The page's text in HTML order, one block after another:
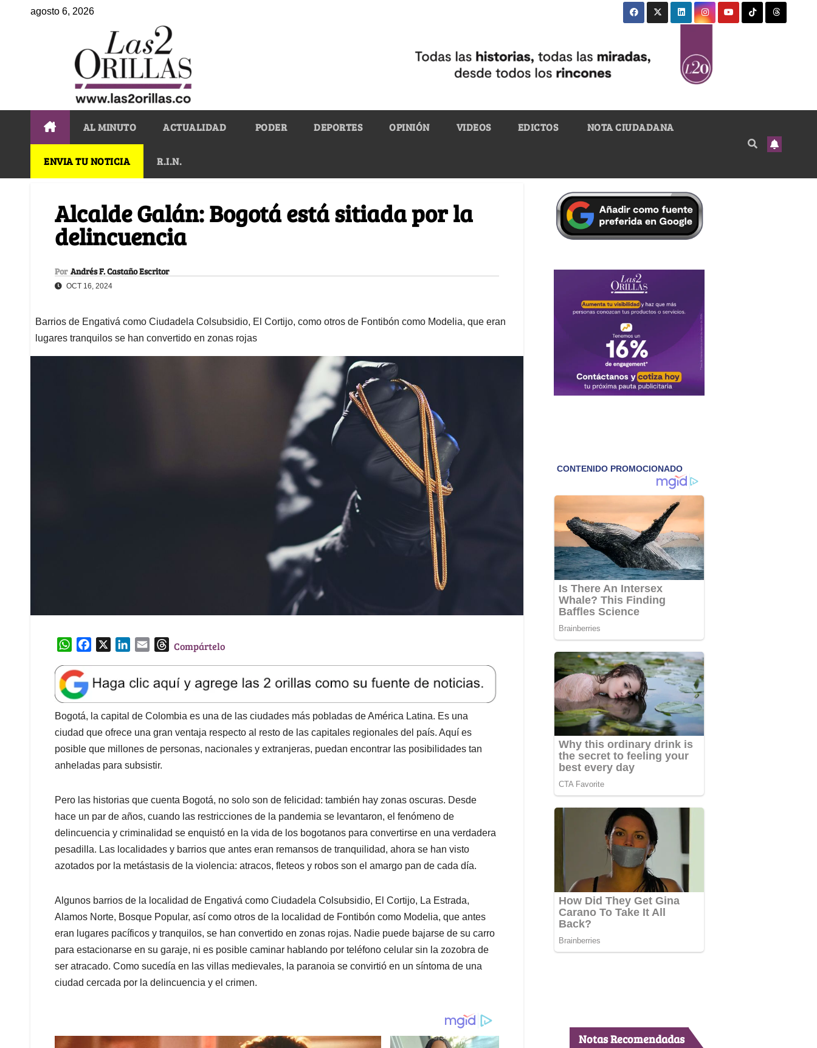
agosto 6, 2026
AL MINUTO ACTUALIDAD PODER DEPORTES OPINIÓN VIDEOS EDICTOS NOTA CIUDADANA
ENVIA TU NOTICIA R.I.N.
Alcalde Galán: Bogotá está sitiada por la
delincuencia
Por Andrés F. Castaño Escritor
OCT 16, 2024
Barrios de Engativá como Ciudadela Colsubsidio, El Cortijo, como otros de Fontibón como Modelia, que eran
lugares tranquilos se han convertido en zonas rojas
W
a
t
s
A
p
p
e
b
o
o
k
k
e
d
I
n
l
T
e
a
d
s
Compártelo
Bogotá, la capital de Colombia es una de las ciudades más pobladas de América Latina. Es una
ciudad que ofrece una gran ventaja respecto al resto de las capitales regionales del país. Aquí es
posible que millones de personas, nacionales y extranjeras, puedan encontrar las posibilidades tan
anheladas para subsistir.
Pero las historias que cuenta Bogotá, no solo son de felicidad: también hay zonas oscuras. Desde
hace un par de años, cuando las restricciones de la pandemia se levantaron, el fenómeno de
delincuencia y criminalidad se enquistó en la vida de los bogotanos para convertirse en una verdadera
pesadilla. Las localidades y barrios que antes eran remansos de tranquilidad, ahora se han visto
azotados por la metástasis de la violencia: atracos, fleteos y robos son el amargo pan de cada día.
Algunos barrios de la localidad de Engativá como Ciudadela Colsubsidio, El Cortijo, La Estrada,
Alamos Norte, Bosque Popular, así como otros de la localidad de Fontibón como Modelia, que antes
eran lugares pacíficos y tranquilos, se han convertido en zonas rojas. Nadie puede bajarse de su carro
para estacionarse en su garaje, ni es posible caminar hablando por teléfono celular sin la zozobra de
ser atracado. Como sucedía en las villas medievales, la paranoia se convirtió en un síntoma de una
ciudad cercada por la delincuencia y el crimen.
Notas Recomendadas